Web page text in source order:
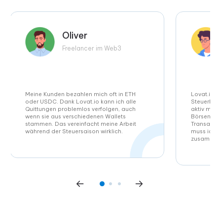
Oliver
Freelancer im Web3
Meine Kunden bezahlen mich oft in ETH
oder USDC. Dank Lovat.io kann ich alle
Quittungen problemlos verfolgen, auch
wenn sie aus verschiedenen Wallets
stammen. Das vereinfacht meine Arbeit
während der Steuersaison wirklich.
Lovat.io
aktiv mit
Börsen
muss ich